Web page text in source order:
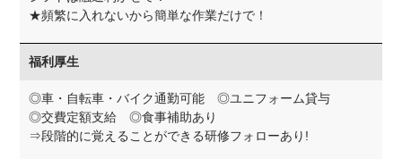
★頻繁に入れないから簡単な作業だけで！
福利厚生
◎車・自転車・バイク通勤可能 ◎ユニフォーム貸与
◎交費定額支給 ◎食事補助あり
⇒段階的に覚えることができる研修フォローあり!